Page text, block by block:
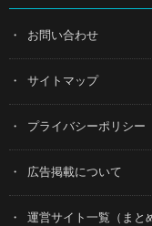
お問い合わせ
サイトマップ
プライバシーポリシー
広告掲載について
運営サイト一覧（まと